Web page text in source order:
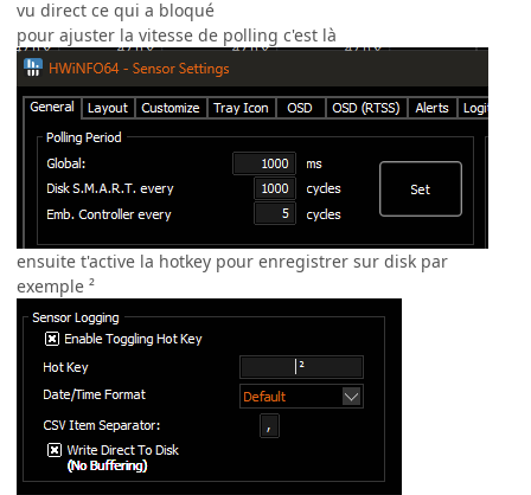
vu direct ce qui a bloqué
pour ajuster la vitesse de polling c'est là
ensuite t'active la hotkey pour enregistrer sur disk par
exemple ²